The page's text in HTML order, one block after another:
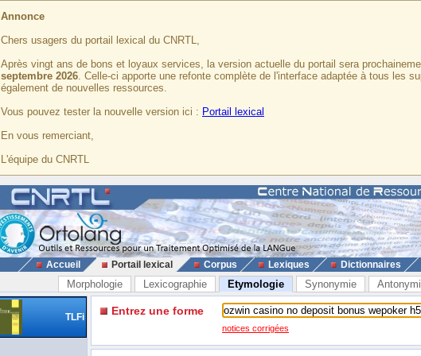
Annonce
Chers usagers du portail lexical du CNRTL,
Après vingt ans de bons et loyaux services, la version actuelle du portail sera
septembre 2026. Celle-ci apporte une refonte complète de l'interface adaptée à tous les
également de nouvelles ressources.
Vous pouvez tester la nouvelle version ici : Portail lexical
En vous remerciant,
L'équipe du CNRTL
Accueil Portail lexical Corpus Lexiques Dictionnaires
Morphologie Lexicographie Etymologie Synonymie
TLFi Entrez une forme
notices corrigées